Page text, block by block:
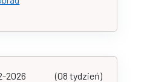
2026 (08 tydzień)